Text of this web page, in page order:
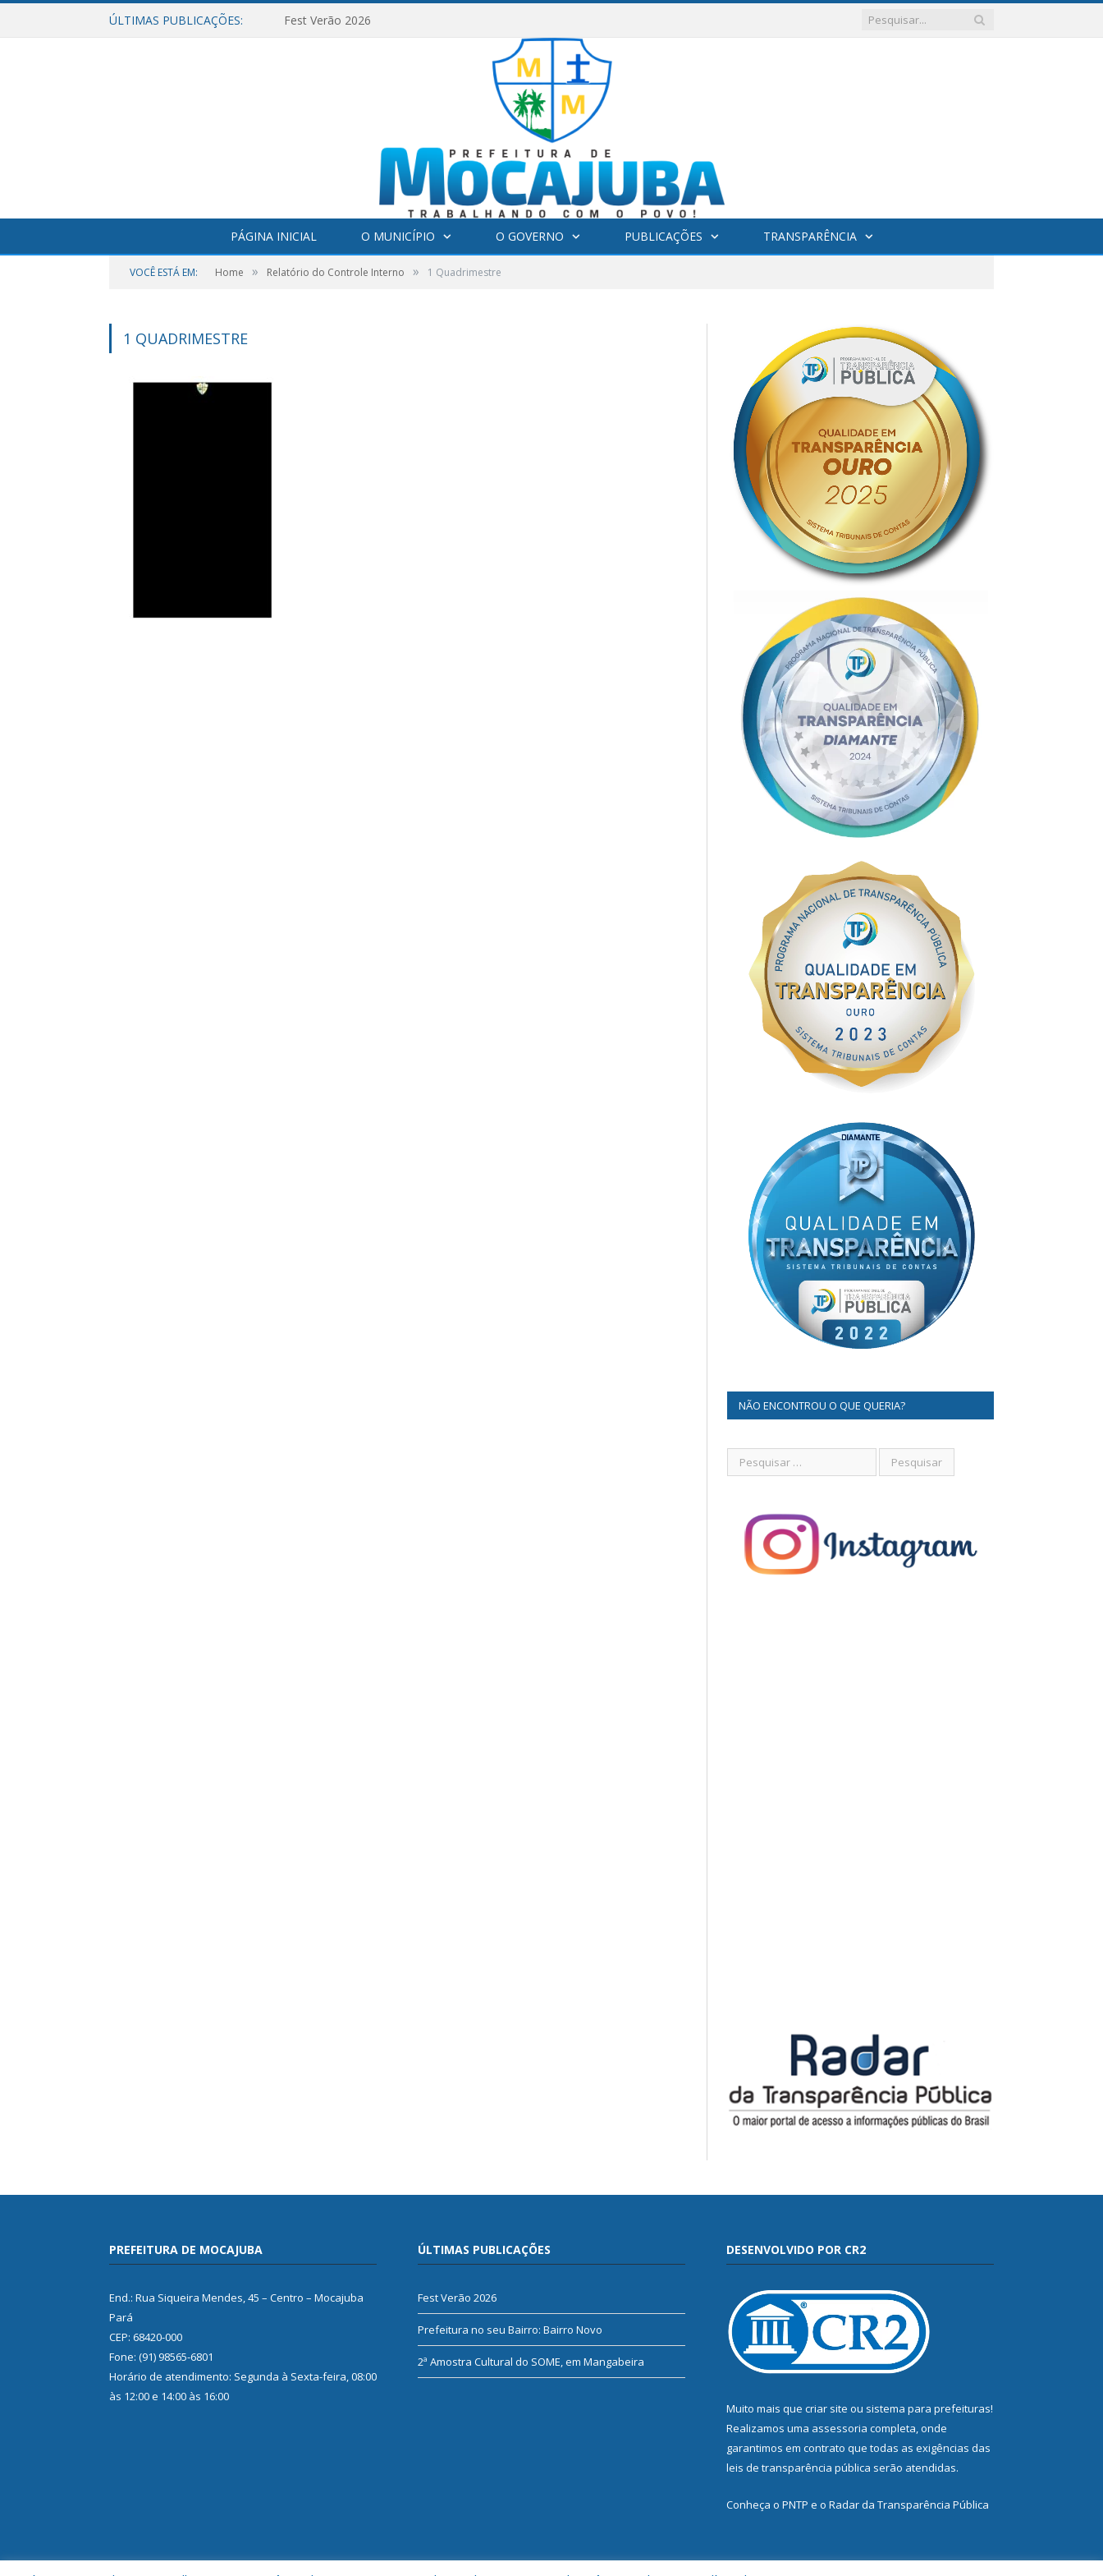
ÚLTIMAS PUBLICAÇÕES: Fest Verão 2026
PÁGINA INICIAL O MUNICÍPIO O GOVERNO PUBLICAÇÕES TRANSPARÊNCIA
VOCÊ ESTÁ EM: Home » Relatório do Controle Interno » 1 Quadrimestre
1 QUADRIMESTRE
NÃO ENCONTROU O QUE QUERIA?
PREFEITURA DE MOCAJUBA
End.: Rua Siqueira Mendes, 45 – Centro – Mocajuba
Pará
CEP: 68420-000
Fone: (91) 98565-6801
Horário de atendimento: Segunda à Sexta-feira, 08:00
às 12:00 e 14:00 às 16:00
ÚLTIMAS PUBLICAÇÕES
Fest Verão 2026
Prefeitura no seu Bairro: Bairro Novo
2ª Amostra Cultural do SOME, em Mangabeira
DESENVOLVIDO POR CR2
Muito mais que criar site ou sistema para prefeituras!
Realizamos uma assessoria completa, onde
garantimos em contrato que todas as exigências das
leis de transparência pública serão atendidas.
Conheça o PNTP e o Radar da Transparência Pública